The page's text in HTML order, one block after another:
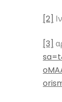
[2]
[3]